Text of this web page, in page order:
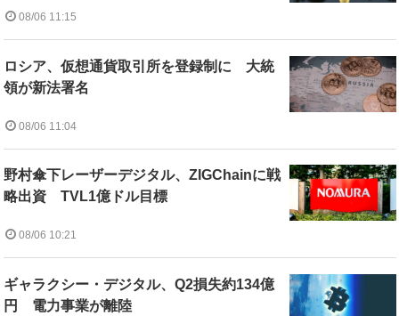
08/06 11:15
ロシア、仮想通貨取引所を登録制に 大統
領が新法署名
08/06 11:04
野村傘下レーザーデジタル、ZIGChainに戦
略出資 TVL1億ドル目標
08/06 10:21
ギャラクシー・デジタル、Q2損失約134億
円 電力事業が離陸